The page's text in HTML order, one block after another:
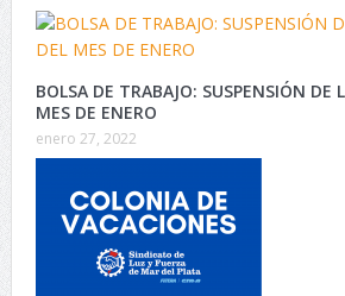
BOLSA DE TRABAJO: SUSPENSIÓN DE
MES DE ENERO
enero 27, 2022